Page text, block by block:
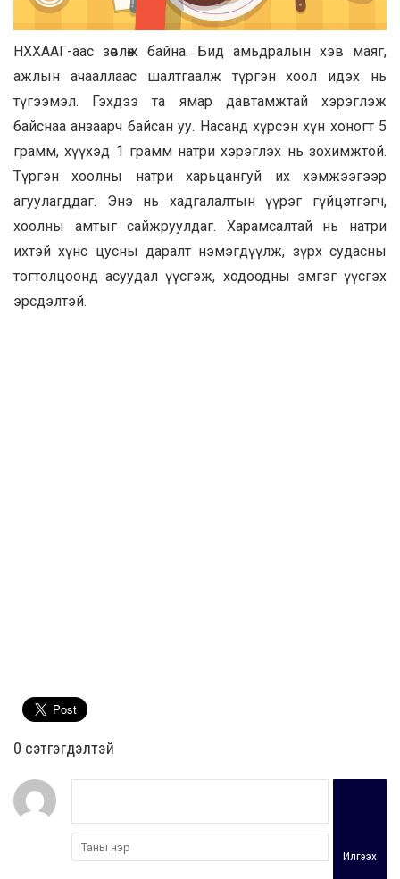
НХХААГ-аас зөвлөж байна. Бид амьдралын хэв маяг,
ажлын ачааллаас шалтгаалж түргэн хоол идэх нь
түгээмэл. Гэхдээ та ямар давтамжтай хэрэглэж
байснаа анзаарч байсан уу. Насанд хүрсэн хүн хоногт 5
грамм, хүүхэд 1 грамм натри хэрэглэх нь зохимжтой.
Түргэн хоолны натри харьцангуй их хэмжээгээр
агуулагддаг. Энэ нь хадгалалтын үүрэг гүйцэтгэгч,
хоолны амтыг сайжруулдаг. Харамсалтай нь натри
ихтэй хүнс цусны даралт нэмэгдүүлж, зүрх судасны
тогтолцоонд асуудал үүсгэж, ходоодны эмгэг үүсгэх
эрсдэлтэй.
0 cэтгэгдэлтэй
Илгээх